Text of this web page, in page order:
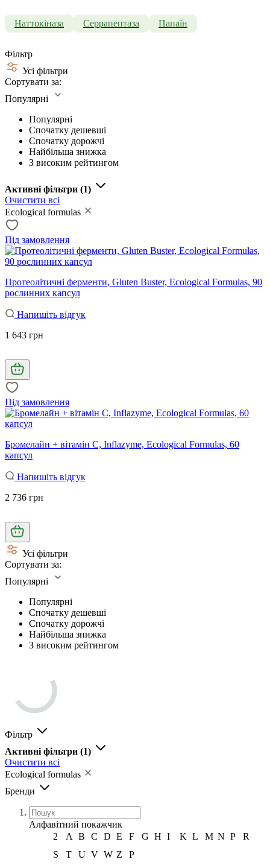
Наттокіназа Серрапептаза Папаїн
Фільтр
Усі фільтри
Сортувати за:
Популярні
Популярні
Спочатку дешевші
Спочатку дорожчі
Найбільша знижка
З високим рейтингом
Активні фільтри (1)
Очистити всі
Ecological formulas
Під замовлення
Протеолітичні ферменти, Gluten Buster, Ecological Formulas, 90
рослинних капсул
Напишіть відгук
1 643 грн
Під замовлення
Бромелайн + вітамін С, Inflazyme, Ecological Formulas, 60
капсул
Напишіть відгук
2 736 грн
Усі фільтри
Сортувати за:
Популярні
Популярні
Спочатку дешевші
Спочатку дорожчі
Найбільша знижка
З високим рейтингом
Фільтр
Активні фільтри (1)
Очистити всі
Ecological formulas
Бренди
Алфавітний покажчик
2
A B C D E F G H I K L M N P
R
S
T U V W Z Р